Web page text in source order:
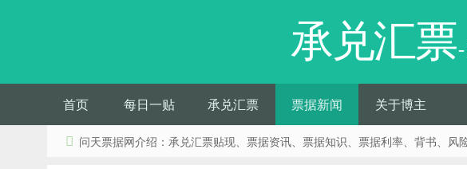
承兑汇票
首页 每日一贴 承兑汇票 票据新闻 关于博主
问天票据网介绍：承兑汇票贴现、票据资讯、票据知识、票据利率、背书、风